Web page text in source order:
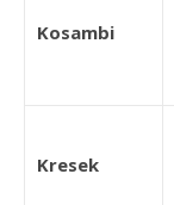
Kosambi
Kresek